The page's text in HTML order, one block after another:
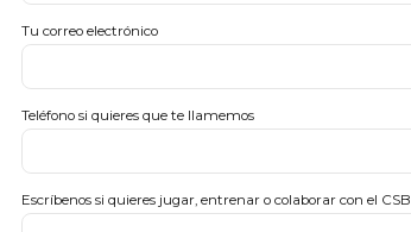
Tu correo electrónico
Teléfono si quieres que te llamemos
Escríbenos si quieres jugar, entrenar o colaborar con el CSB